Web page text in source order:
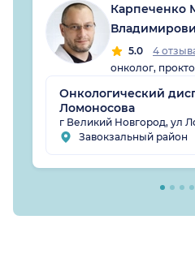
Карпеченко
5.0
4
онколог,
Онкологический
Ломоносова
г Великий Новгород, ул
Завокзальный район